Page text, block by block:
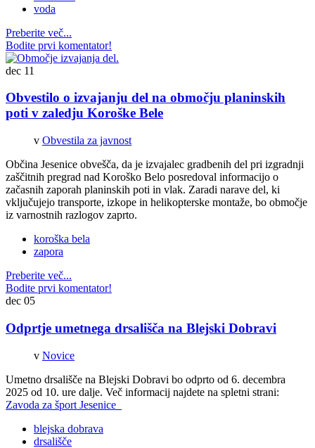
voda
Preberite več...
Bodite prvi komentator!
dec 11
Obvestilo o izvajanju del na območju planinskih
poti v zaledju Koroške Bele
v Obvestila za javnost
Občina Jesenice obvešča, da je izvajalec gradbenih del pri izgradnji
zaščitnih pregrad nad Koroško Belo posredoval informacijo o
začasnih zaporah planinskih poti in vlak. Zaradi narave del, ki
vključujejo transporte, izkope in helikopterske montaže, bo območje
iz varnostnih razlogov zaprto.
koroška bela
zapora
Preberite več...
Bodite prvi komentator!
dec 05
Odprtje umetnega drsališča na Blejski Dobravi
v Novice
Umetno drsališče na Blejski Dobravi bo odprto od 6. decembra
2025 od 10. ure dalje. Več informacij najdete na spletni strani:
Zavoda za šport Jesenice
blejska dobrava
drsališče